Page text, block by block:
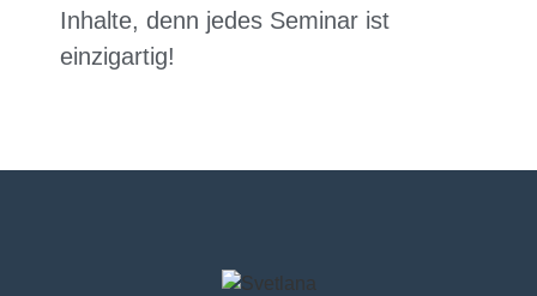
Inhalte, denn jedes Seminar ist
einzigartig!